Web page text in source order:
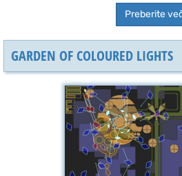
Preberite
GARDEN OF COLOURED LIGHTS